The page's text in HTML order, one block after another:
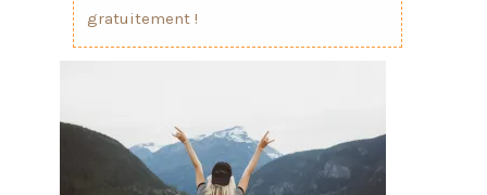
gratuitement !